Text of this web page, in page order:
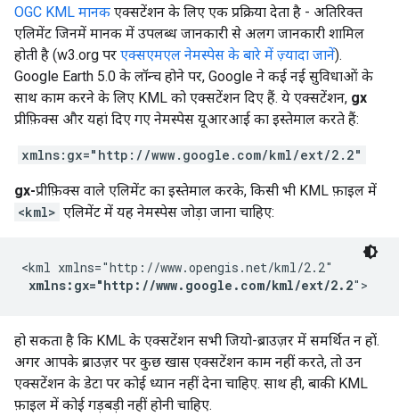
OGC KML मानक एक्सटेंशन के लिए एक प्रक्रिया देता है - अतिरिक्त
एलिमेंट जिनमें मानक में उपलब्ध जानकारी से अलग जानकारी शामिल
होती है (w3.org पर एक्सएमएल नेमस्पेस के बारे में ज़्यादा जानें).
Google Earth 5.0 के लॉन्च होने पर, Google ने कई नई सुविधाओं के
साथ काम करने के लिए KML को एक्सटेंशन दिए हैं. ये एक्सटेंशन, gx
प्रीफ़िक्स और यहां दिए गए नेमस्पेस यूआरआई का इस्तेमाल करते हैं:
xmlns:gx="http://www.google.com/kml/ext/2.2"
gx-प्रीफ़िक्स वाले एलिमेंट का इस्तेमाल करके, किसी भी KML फ़ाइल में
<kml> एलिमेंट में यह नेमस्पेस जोड़ा जाना चाहिए:
<kml xmlns="http://www.opengis.net/kml/2.2"
xmlns:gx="http://www.google.com/kml/ext/2.2">
हो सकता है कि KML के एक्सटेंशन सभी जियो-ब्राउज़र में समर्थित न हों.
अगर आपके ब्राउज़र पर कुछ खास एक्सटेंशन काम नहीं करते, तो उन
एक्सटेंशन के डेटा पर कोई ध्यान नहीं देना चाहिए. साथ ही, बाकी KML
फ़ाइल में कोई गड़बड़ी नहीं होनी चाहिए.